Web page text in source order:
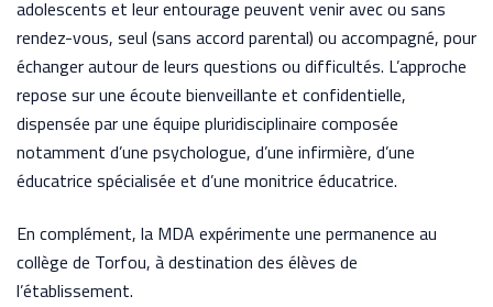
adolescents et leur entourage peuvent venir avec ou sans
rendez-vous, seul (sans accord parental) ou accompagné, pour
échanger autour de leurs questions ou difficultés. L’approche
repose sur une écoute bienveillante et confidentielle,
dispensée par une équipe pluridisciplinaire composée
notamment d’une psychologue, d’une infirmière, d’une
éducatrice spécialisée et d’une monitrice éducatrice.
En complément, la MDA expérimente une permanence au
collège de Torfou, à destination des élèves de
l’établissement.